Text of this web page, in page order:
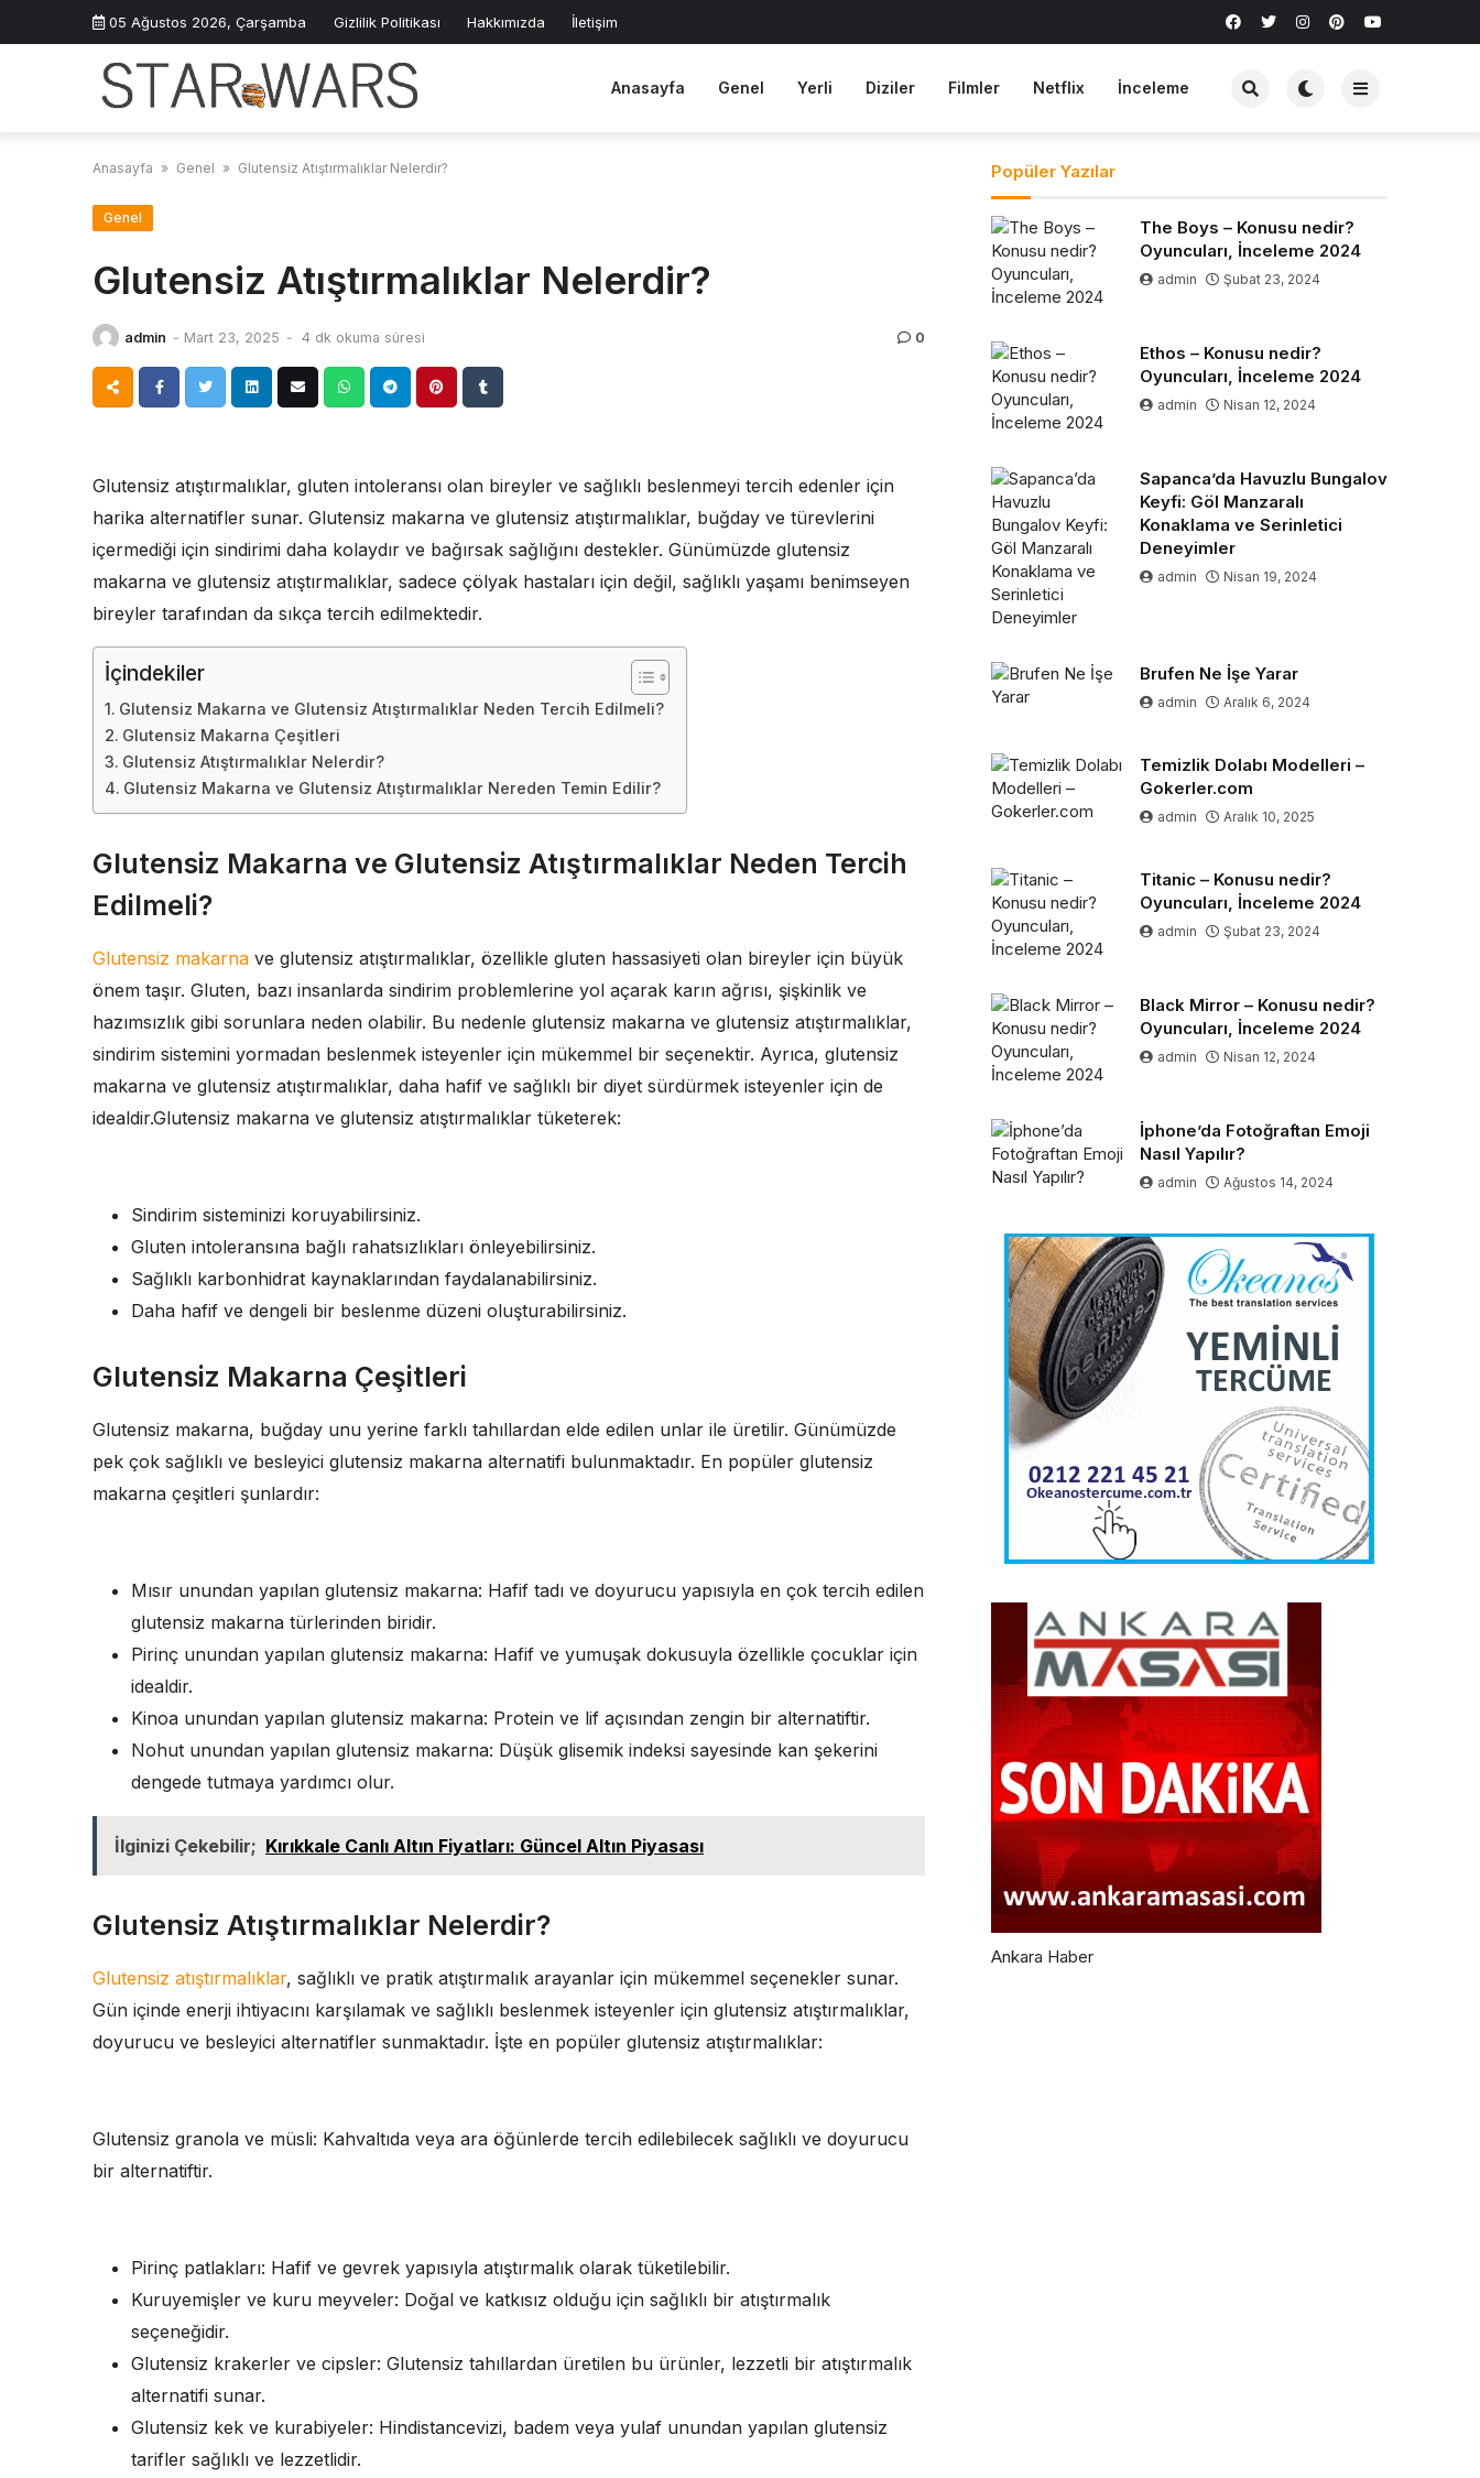
05 Ağustos 2026, Çarşamba Gizlilik Politikası Hakkımızda İletişim
Anasayfa Genel Yerli Diziler Filmler Netflix İnceleme
Anasayfa » Genel » Glutensiz Atıştırmalıklar Nelerdir?
Genel
Glutensiz Atıştırmalıklar Nelerdir?
admin - Mart 23, 2025 - 4 dk okuma süresi 0
Glutensiz atıştırmalıklar, gluten intoleransı olan bireyler ve sağlıklı beslenmeyi tercih edenler için
harika alternatifler sunar. Glutensiz makarna ve glutensiz atıştırmalıklar, buğday ve türevlerini
içermediği için sindirimi daha kolaydır ve bağırsak sağlığını destekler. Günümüzde glutensiz
makarna ve glutensiz atıştırmalıklar, sadece çölyak hastaları için değil, sağlıklı yaşamı benimseyen
bireyler tarafından da sıkça tercih edilmektedir.
İçindekiler
Glutensiz Makarna ve Glutensiz Atıştırmalıklar Neden Tercih Edilmeli?
Glutensiz Makarna Çeşitleri
Glutensiz Atıştırmalıklar Nelerdir?
Glutensiz Makarna ve Glutensiz Atıştırmalıklar Nereden Temin Edilir?
Glutensiz Makarna ve Glutensiz Atıştırmalıklar Neden Tercih
Edilmeli?
Glutensiz makarna ve glutensiz atıştırmalıklar, özellikle gluten hassasiyeti olan bireyler için büyük
önem taşır. Gluten, bazı insanlarda sindirim problemlerine yol açarak karın ağrısı, şişkinlik ve
hazımsızlık gibi sorunlara neden olabilir. Bu nedenle glutensiz makarna ve glutensiz atıştırmalıklar,
sindirim sistemini yormadan beslenmek isteyenler için mükemmel bir seçenektir. Ayrıca, glutensiz
makarna ve glutensiz atıştırmalıklar, daha hafif ve sağlıklı bir diyet sürdürmek isteyenler için de
idealdir.Glutensiz makarna ve glutensiz atıştırmalıklar tüketerek:
Sindirim sisteminizi koruyabilirsiniz.
Gluten intoleransına bağlı rahatsızlıkları önleyebilirsiniz.
Sağlıklı karbonhidrat kaynaklarından faydalanabilirsiniz.
Daha hafif ve dengeli bir beslenme düzeni oluşturabilirsiniz.
Glutensiz Makarna Çeşitleri
Glutensiz makarna, buğday unu yerine farklı tahıllardan elde edilen unlar ile üretilir. Günümüzde
pek çok sağlıklı ve besleyici glutensiz makarna alternatifi bulunmaktadır. En popüler glutensiz
makarna çeşitleri şunlardır:
Mısır unundan yapılan glutensiz makarna: Hafif tadı ve doyurucu yapısıyla en çok tercih edilen
glutensiz makarna türlerinden biridir.
Pirinç unundan yapılan glutensiz makarna: Hafif ve yumuşak dokusuyla özellikle çocuklar için
idealdir.
Kinoa unundan yapılan glutensiz makarna: Protein ve lif açısından zengin bir alternatiftir.
Nohut unundan yapılan glutensiz makarna: Düşük glisemik indeksi sayesinde kan şekerini
dengede tutmaya yardımcı olur.
İlginizi Çekebilir; Kırıkkale Canlı Altın Fiyatları: Güncel Altın Piyasası
Glutensiz Atıştırmalıklar Nelerdir?
Glutensiz atıştırmalıklar, sağlıklı ve pratik atıştırmalık arayanlar için mükemmel seçenekler sunar.
Gün içinde enerji ihtiyacını karşılamak ve sağlıklı beslenmek isteyenler için glutensiz atıştırmalıklar,
doyurucu ve besleyici alternatifler sunmaktadır. İşte en popüler glutensiz atıştırmalıklar:
Glutensiz granola ve müsli: Kahvaltıda veya ara öğünlerde tercih edilebilecek sağlıklı ve doyurucu
bir alternatiftir.
Pirinç patlakları: Hafif ve gevrek yapısıyla atıştırmalık olarak tüketilebilir.
Kuruyemişler ve kuru meyveler: Doğal ve katkısız olduğu için sağlıklı bir atıştırmalık
seçeneğidir.
Glutensiz krakerler ve cipsler: Glutensiz tahıllardan üretilen bu ürünler, lezzetli bir atıştırmalık
alternatifi sunar.
Glutensiz kek ve kurabiyeler: Hindistancevizi, badem veya yulaf unundan yapılan glutensiz
tarifler sağlıklı ve lezzetlidir.
Popüler Yazılar
The Boys – Konusu nedir?
Oyuncuları, İnceleme 2024
admin Şubat 23, 2024
Ethos – Konusu nedir?
Oyuncuları, İnceleme 2024
admin Nisan 12, 2024
Sapanca’da Havuzlu Bungalov
Keyfi: Göl Manzaralı
Konaklama ve Serinletici
Deneyimler
admin Nisan 19, 2024
Brufen Ne İşe Yarar
admin Aralık 6, 2024
Temizlik Dolabı Modelleri –
Gokerler.com
admin Aralık 10, 2025
Titanic – Konusu nedir?
Oyuncuları, İnceleme 2024
admin Şubat 23, 2024
Black Mirror – Konusu nedir?
Oyuncuları, İnceleme 2024
admin Nisan 12, 2024
İphone’da Fotoğraftan Emoji
Nasıl Yapılır?
admin Ağustos 14, 2024
Ankara Haber